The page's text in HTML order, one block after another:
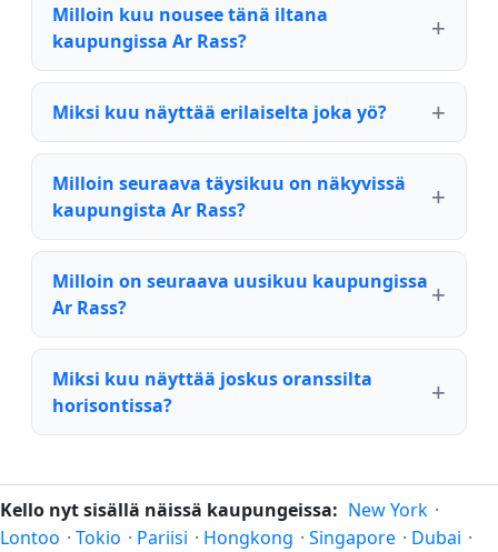
Milloin kuu nousee tänä iltana
kaupungissa Ar Rass?
Miksi kuu näyttää erilaiselta joka yö?
Milloin seuraava täysikuu on näkyvissä
kaupungista Ar Rass?
Milloin on seuraava uusikuu kaupungissa
Ar Rass?
Miksi kuu näyttää joskus oranssilta
horisontissa?
Kello nyt sisällä näissä kaupungeissa: New York ·
Lontoo · Tokio · Pariisi · Hongkong · Singapore · Dubai ·